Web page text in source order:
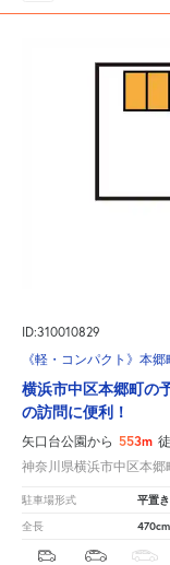
ID:310010829
《軽・コンパクト》本
横浜市中区本郷町の
の訪問に便利！
矢口台公園から 553m
神奈川県横浜市中区本郷
駐車場形式 平置き
全長 470cm